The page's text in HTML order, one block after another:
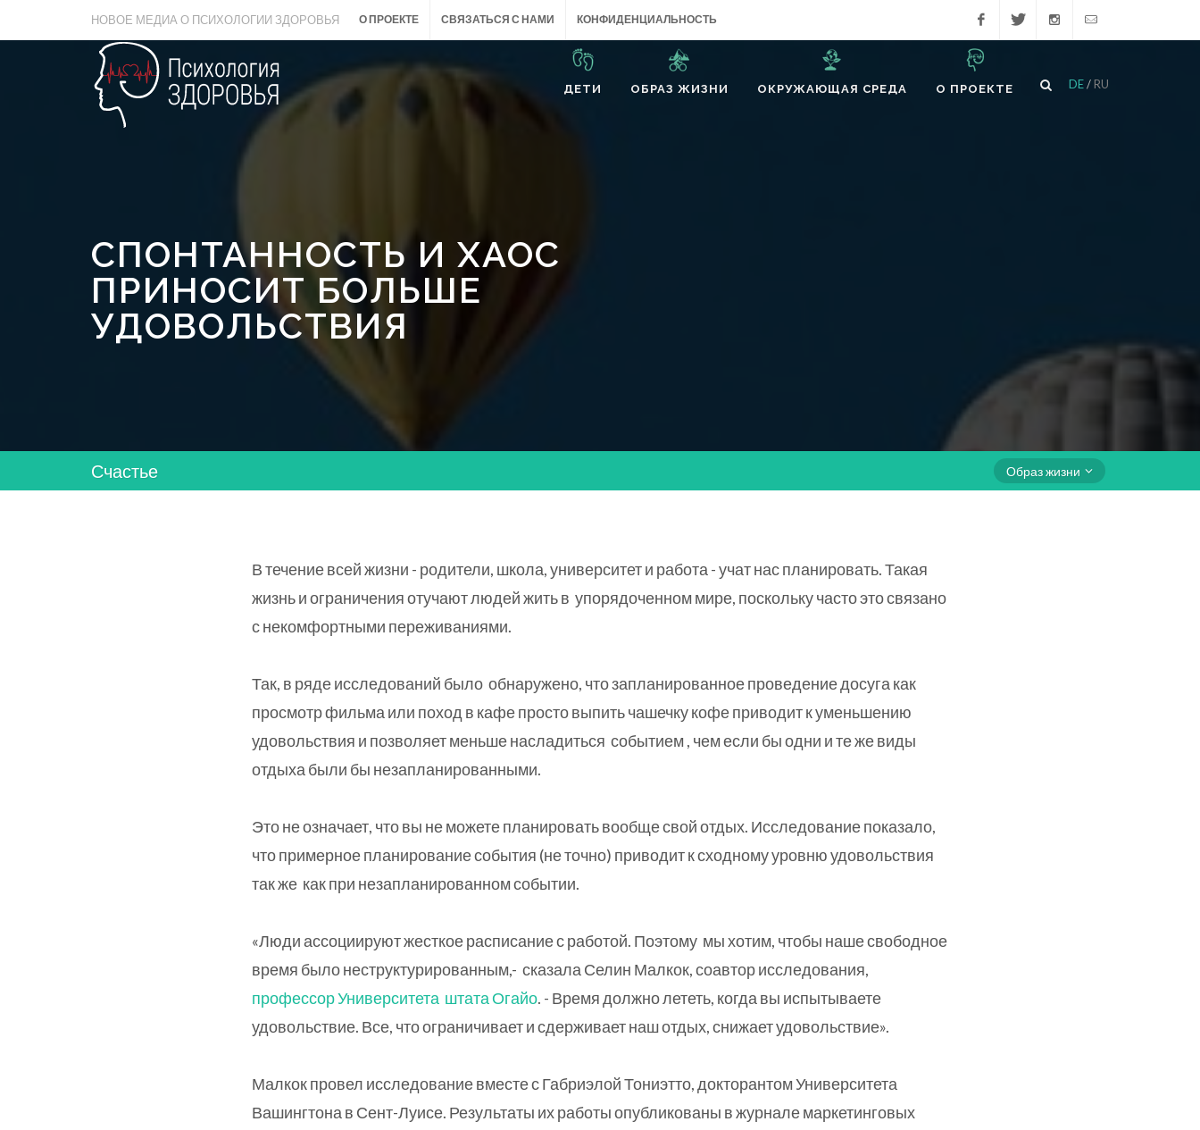
НОВОЕ МЕДИА О ПСИХОЛОГИИ ЗДОРОВЬЯ О ПРОЕКТЕ СВЯЗАТЬСЯ С НАМИ КОНФИДЕНЦИАЛЬНОСТЬ
Facebook
DE/ RU
ДЕТИ ОБРАЗ ЖИЗНИ ОКРУЖАЮЩАЯ СРЕДА О ПРОЕКТЕ
СПОНТАННОСТЬ И ХАОС
ПРИНОСИТ БОЛЬШЕ
УДОВОЛЬСТВИЯ
Счастье Образ жизни
В течение всей жизни - родители, школа, университет и работа - учат нас планировать. Такая
жизнь и ограничения отучают людей жить в упорядоченном мире, поскольку часто это связано
с некомфортными переживаниями.
Так, в ряде исследований было обнаружено, что запланированное проведение досуга как
просмотр фильма или поход в кафе просто выпить чашечку кофе приводит к уменьшению
удовольствия и позволяет меньше насладиться событием , чем если бы одни и те же виды
отдыха были бы незапланированными.
Это не означает, что вы не можете планировать вообще свой отдых. Исследование показало,
что примерное планирование события (не точно) приводит к сходному уровню удовольствия
так же как при незапланированном событии.
«Люди ассоциируют жесткое расписание с работой. Поэтому мы хотим, чтобы наше свободное
время было неструктурированным,- сказала Селин Малкок, соавтор исследования,
профессор Университета штата Огайо. - Время должно лететь, когда вы испытываете
удовольствие. Все, что ограничивает и сдерживает наш отдых, снижает удовольствие».
Малкок провел исследование вместе с Габриэлой Тониэтто, докторантом Университета
Вашингтона в Сент-Луисе. Результаты их работы опубликованы в журнале маркетинговых